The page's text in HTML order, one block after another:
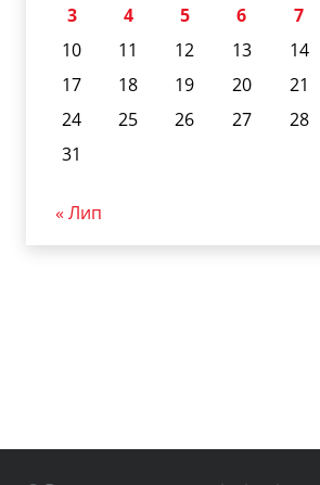
3
4 5 6 7
10
11 12 13 14
17
18 19 20 21
24
25 26 27 28
31
« Лип